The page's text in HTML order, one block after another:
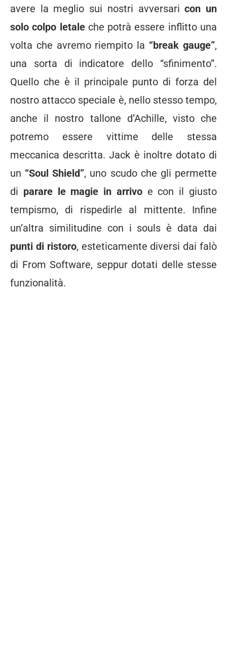
avere la meglio sui nostri avversaricon un
solo colpo letaleche potrà essere inflitto una
volta che avremo riempito la “break gauge”,
una sorta di indicatore dello “sfinimento”.
Quello che è il principale punto di forza del
nostro attacco speciale è, nello stesso tempo,
anche il nostro tallone d’Achille, visto che
potremo essere vittime delle stessa
meccanica descritta. Jack è inoltre dotato di
un “Soul Shield”, uno scudo che gli permette
di parare le magie in arrivoe con il giusto
tempismo, di rispedirle al mittente. Infine
un’altra similitudine con i souls è data dai
punti di ristoro, esteticamente diversi dai falò
di From Software, seppur dotati delle stesse
funzionalità.